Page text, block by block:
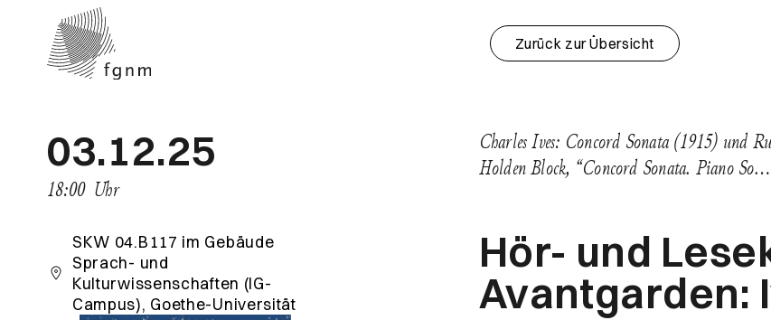
Zurück zur Übersicht
03.12.25
18:00 Uhr
SKW 04.B117 im Gebäude
Sprach- und
Kulturwissenschaften (IG-
Campus), Goethe-Universität
Charles Ives: Concord Sonata (1915) und
Holden Block, “Concord Sonata. Piano So…
Hör- und
Avantgarden: